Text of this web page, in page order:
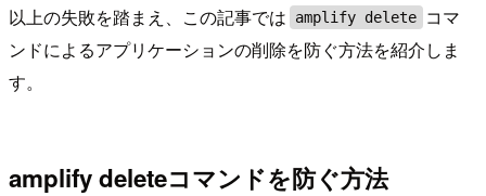
以上の失敗を踏まえ、この記事では amplify delete
コマ
ンドによるアプリケーションの削除を防ぐ方法を紹介しま
す。
amplify deleteコマンドを防ぐ方法